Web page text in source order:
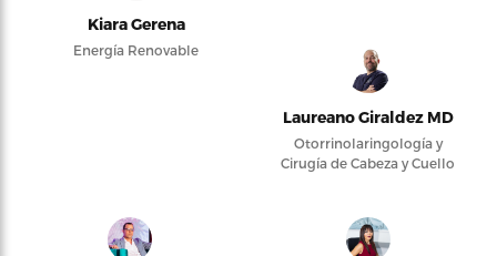
Kiara Gerena
Energía Renovable
Laureano Giraldez MD
Otorrinolaringología y
Cirugía de Cabeza y Cuello